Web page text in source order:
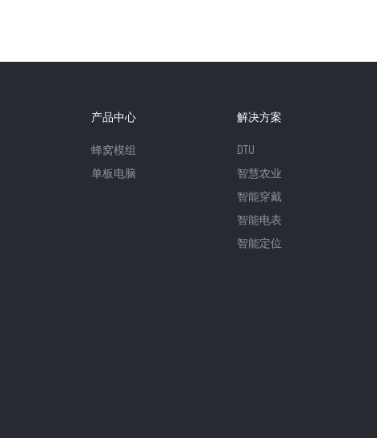
产品中心
蜂窝模组
单板电脑
解决方案
DTU
智慧农业
智能穿戴
智能电表
智能定位